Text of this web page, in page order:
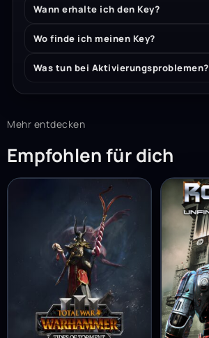
Wann erhalte ich den Key?
Wo finde ich meinen Key?
Was tun bei Aktivierungsproblemen?
Mehr entdecken
Empfohlen für dich